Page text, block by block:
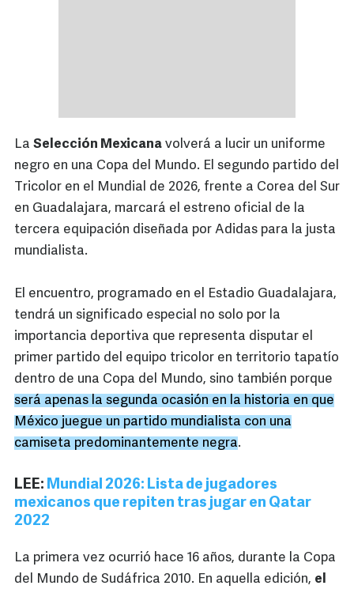
La Selección Mexicana volverá a lucir un uniforme
negro en una Copa del Mundo. El segundo partido del
Tricolor en el Mundial de 2026, frente a Corea del Sur
en Guadalajara, marcará el estreno oficial de la
tercera equipación diseñada por Adidas para la justa
mundialista.
El encuentro, programado en el Estadio Guadalajara,
tendrá un significado especial no solo por la
importancia deportiva que representa disputar el
primer partido del equipo tricolor en territorio tapatío
dentro de una Copa del Mundo, sino también porque
será apenas la segunda ocasión en la historia en que
México juegue un partido mundialista con una
camiseta predominantemente negra.
LEE: Mundial 2026: Lista de jugadores
mexicanos que repiten tras jugar en Qatar
2022
La primera vez ocurrió hace 16 años, durante la Copa
del Mundo de Sudáfrica 2010. En aquella edición, el